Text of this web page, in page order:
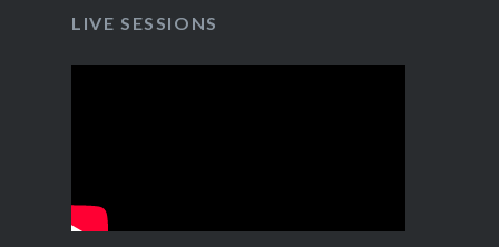
LIVE SESSIONS